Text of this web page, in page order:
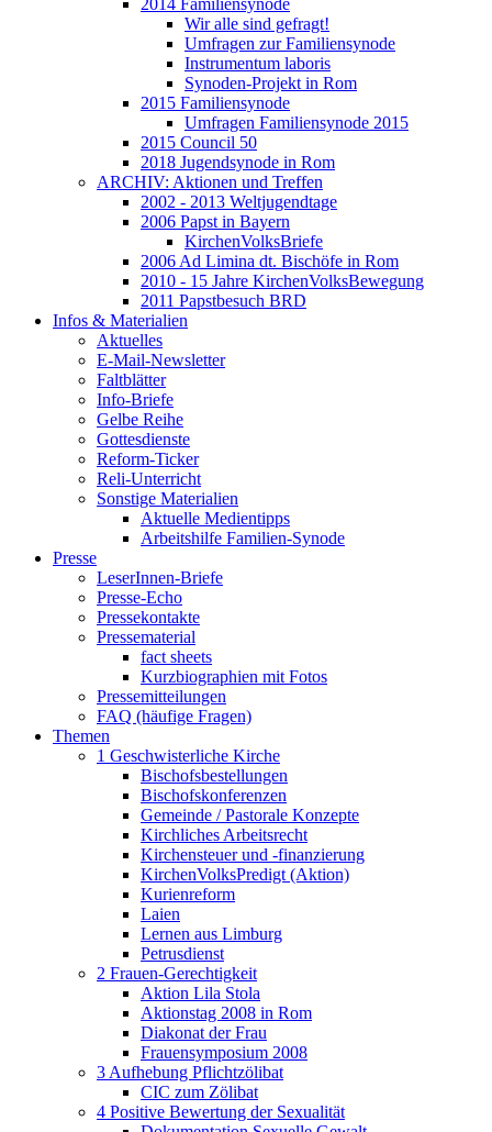
2014 Familiensynode
Wir alle sind gefragt!
Umfragen zur Familiensynode
Instrumentum laboris
Synoden-Projekt in Rom
2015 Familiensynode
Umfragen Familiensynode 2015
2015 Council 50
2018 Jugendsynode in Rom
ARCHIV: Aktionen und Treffen
2002 - 2013 Weltjugendtage
2006 Papst in Bayern
KirchenVolksBriefe
2006 Ad Limina dt. Bischöfe in Rom
2010 - 15 Jahre KirchenVolksBewegung
2011 Papstbesuch BRD
Infos & Materialien
Aktuelles
E-Mail-Newsletter
Faltblätter
Info-Briefe
Gelbe Reihe
Gottesdienste
Reform-Ticker
Reli-Unterricht
Sonstige Materialien
Aktuelle Medientipps
Arbeitshilfe Familien-Synode
Presse
LeserInnen-Briefe
Presse-Echo
Pressekontakte
Pressematerial
fact sheets
Kurzbiographien mit Fotos
Pressemitteilungen
FAQ (häufige Fragen)
Themen
1 Geschwisterliche Kirche
Bischofsbestellungen
Bischofskonferenzen
Gemeinde / Pastorale Konzepte
Kirchliches Arbeitsrecht
Kirchensteuer und -finanzierung
KirchenVolksPredigt (Aktion)
Kurienreform
Laien
Lernen aus Limburg
Petrusdienst
2 Frauen-Gerechtigkeit
Aktion Lila Stola
Aktionstag 2008 in Rom
Diakonat der Frau
Frauensymposium 2008
3 Aufhebung Pflichtzölibat
CIC zum Zölibat
4 Positive Bewertung der Sexualität